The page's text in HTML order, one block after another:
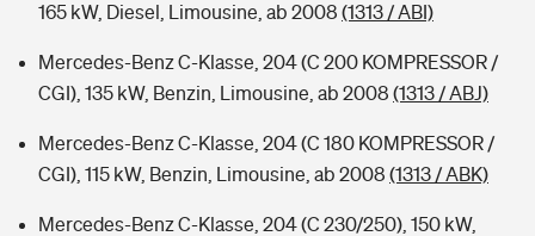
165 kW, Diesel, Limousine, ab 2008 (1313 / ABI)
Mercedes-Benz C-Klasse, 204 (C 200 KOMPRESSOR /
CGI), 135 kW, Benzin, Limousine, ab 2008 (1313 / ABJ)
Mercedes-Benz C-Klasse, 204 (C 180 KOMPRESSOR /
CGI), 115 kW, Benzin, Limousine, ab 2008 (1313 / ABK)
Mercedes-Benz C-Klasse, 204 (C 230/250), 150 kW,